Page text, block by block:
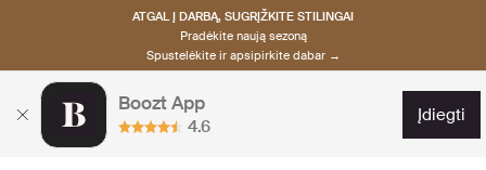
ATGAL Į DARBĄ, SUGRĮŽKITE STILINGAI
Pradėkite naują sezoną
Spustelėkite ir apsipirkite dabar →
Boozt App
4.6
įdiegti